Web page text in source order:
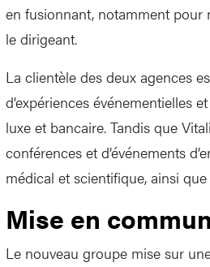
en fusionnant, notamment pour
le dirigeant.
La clientèle des deux agences
d’expériences événementielles
luxe et bancaire. Tandis que
conférences et d’événements
médical et scientifique, ainsi
Mise en
Le nouveau groupe mise sur